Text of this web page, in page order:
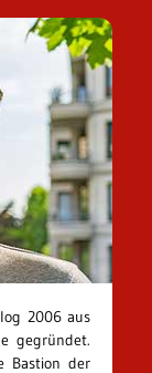
2006 aus
gegründet.
Bastion der